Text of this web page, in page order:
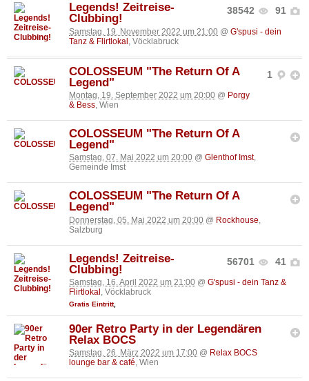
38542 91
Legends! Zeitreise-
Clubbing!
Samstag, 19. November 2022 um 21:00 @ G'spusi - dein
Tanz & Flirtlokal , Vöcklabruck
1
COLOSSEUM "The Return Of A
Legend"
Montag, 19. September 2022 um 20:00 @ Porgy
& Bess, Wien
COLOSSEUM "The Return Of A
Legend"
Samstag, 07. Mai 2022 um 20:00 @ Glenthof Imst,
Gemeinde Imst
COLOSSEUM "The Return Of A
Legend"
Donnerstag, 05. Mai 2022 um 20:00 @ Rockhouse
Salzburg
56701 41
Legends! Zeitreise-
Clubbing!
Samstag, 16. April 2022 um 21:00 @ G'spusi - dein Tanz &
Flirtlokal , Vöcklabruck
Gratis Eintritt,
90er Retro Party in der Legendären
Relax BOCS
Samstag, 26. März 2022 um 17:00 @ Relax BOCS
lounge bar & café, Wien